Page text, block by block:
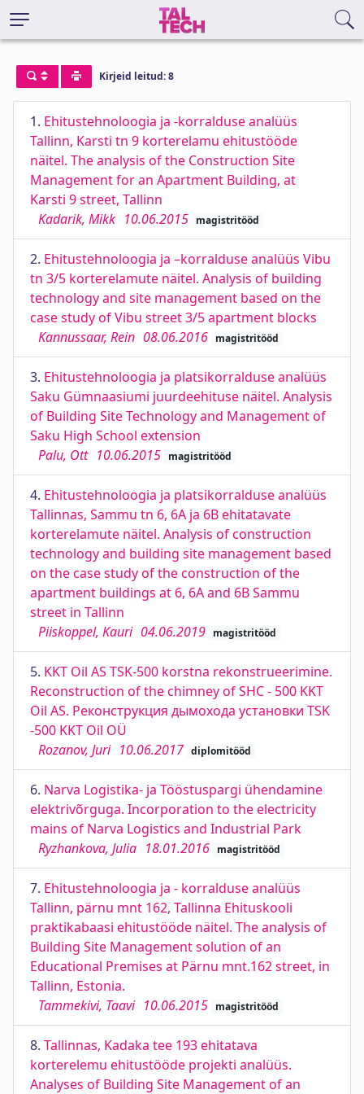
Kirjeid leitud: 8
1. Ehitustehnoloogia ja -korralduse analüüs
Tallinn, Karsti tn 9 korterelamu ehitustööde
näitel. The analysis of the Construction Site
Management for an Apartment Building, at
Karsti 9 street, Tallinn
Kadarik, Mikk 10.06.2015 magistritööd
2. Ehitustehnoloogia ja –korralduse analüüs Vibu
tn 3/5 korterelamute näitel. Analysis of building
technology and site management based on the
case study of Vibu street 3/5 apartment blocks
Kannussaar, Rein 08.06.2016 magistritööd
3. Ehitustehnoloogia ja platsikorralduse analüüs
Saku Gümnaasiumi juurdeehituse näitel. Analysis
of Building Site Technology and Management of
Saku High School extension
Palu, Ott 10.06.2015 magistritööd
4. Ehitustehnoloogia ja platsikorralduse analüüs
Tallinnas, Sammu tn 6, 6A ja 6B ehitatavate
korterelamute näitel. Analysis of construction
technology and building site management based
on the case study of the construction of the
apartment buildings at 6, 6A and 6B Sammu
street in Tallinn
Piiskoppel, Kauri 04.06.2019 magistritööd
5. KKT Oil AS TSK-500 korstna rekonstrueerimine.
Reconstruction of the chimney of SHC - 500 KKT
Oil AS. Реконструкция дымохода установки TSK
-500 KKT Oil OÜ
Rozanov, Juri 10.06.2017 diplomitööd
6. Narva Logistika- ja Tööstuspargi ühendamine
elektrivõrguga. Incorporation to the electricity
mains of Narva Logistics and Industrial Park
Ryzhankova, Julia 18.01.2016 magistritööd
7. Ehitustehnoloogia ja - korralduse analüüs
Tallinn, pärnu mnt 162, Tallinna Ehituskooli
praktikabaasi ehitustööde näitel. The analysis of
Building Site Management solution of an
Educational Premises at Pärnu mnt.162 street, in
Tallinn, Estonia.
Tammekivi, Taavi 10.06.2015 magistritööd
8. Tallinnas, Kadaka tee 193 ehitatava
korterelemu ehitustööde projekti analüüs.
Analyses of Building Site Management of an